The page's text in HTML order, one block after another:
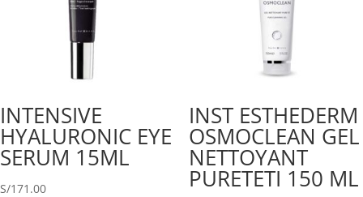
INTENSIVE
HYALURONIC EYE
SERUM 15ML
S/171.00
INST ESTHEDERM
OSMOCLEAN GEL
NETTOYANT
PURETETI 150 ML